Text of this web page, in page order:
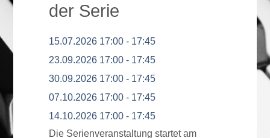
der Serie
15.07.2026 17:00 - 17:45
23.09.2026 17:00 - 17:45
30.09.2026 17:00 - 17:45
07.10.2026 17:00 - 17:45
14.10.2026 17:00 - 17:45
Die Serienveranstaltung startet am